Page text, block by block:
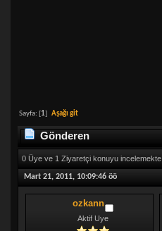
Sayfa: [1] Aşağı git
Gönderen
0 Üye ve 1 Ziyaretçi konuyu incelemekte.
Mart 21, 2011, 10:09:46 öö
ozkann
Aktif Uye